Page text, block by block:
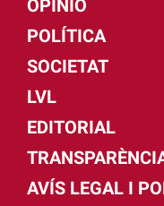
OPINIÓ
POLÍTICA
SOCIETAT
LVL
EDITORIAL
AVÍS LEGAL I